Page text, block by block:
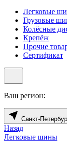
Легковые
Грузовые
Колёсные
Крепёж
Прочие
Сертификат
Ваш регион:
Санкт-
Назад
Легковые шины